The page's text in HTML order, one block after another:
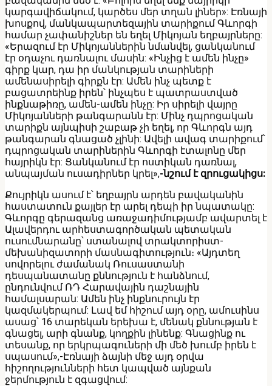
կարգավիճակում, կարծես մեր տղան լիներ»: Էռնայի
խոսքով, մանկապարտեզային տարիքում Գևորգի
համար չափանիշներ են եղել Միկոյան եղբայրները:
«Երազում էր Միկոյաններին նմանվել, ցանկանում
էր օդաչու դառնալու մասին: «Ինչից է ամեն ինչը»
գիրք կար, դա իր մանկության տարիների
ամենասիրելի գիրքն էր: Ամեն ինչ պետք է
բացատրեինք իրեն՝ ինչպես է պատրաստված
ինքնաթիռը, ամեն-ամեն ինչը: Իր սիրելի վայրը
Միկոյանների թանգարանն էր: Մինչ դպրոցական
տարիքն այնպիսի շաբաթ չի եղել, որ Գևորգն այդ
թանգարան գնացած չլինի: Ավելի ավագ տարիքում՝
դպրոցական տարիներին Գևորգի էտալոնը մեր
հայրիկն էր: Ցանկանում էր ոստիկան դառնալ,
անպայման ուսադիրներ կրել»,-նշում է զրուցակիցս:
Քույրիկն ասում է՝ եղբայրն արդեն բավականին
հաստատուն քայլեր էր արել դեպի իր նպատակը:
Գևորգը գերազանց առաջադիմությամբ ավարտել է
Ալավերդու արհեստագործական պետական
ուսումնարանը՝ ստանալով տրակտորիստ-
մեխանիզատորի մասնագիտություն։ «Այդտեղ
սովորելու ժամանակ Ռուսաստանի
դեսպանատանը քննություն է հանձնում,
ընդունվում ՌԴ Հարավային դաշնային
համալսարան: Ամեն ինչ ինքնուրույն էր
կազմակերպում: Լավ եմ հիշում այդ օրը, ամուսինս
ասաց՝ 16 տարեկան երեխա է, մենակ քննության է
գնացել, արի գնանք, կողքին լինենք: Գնացինք ու
տեսանք, որ երկրպագուների մի մեծ խումբ իրեն է
սպասում»,-Էռնայի ձայնի մեջ այդ օրվա
հիշողությունների հետ կապված այնքան
ջերմություն է զգացվում: